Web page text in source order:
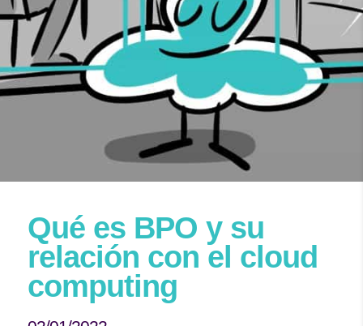
Qué es BPO y su
relación con el cloud
computing